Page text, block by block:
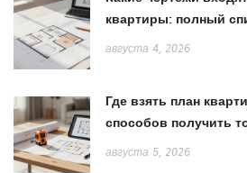
квартиры: полный
августа 4, 2026
Где взять план
способов получить
ремонта
августа 5, 2026